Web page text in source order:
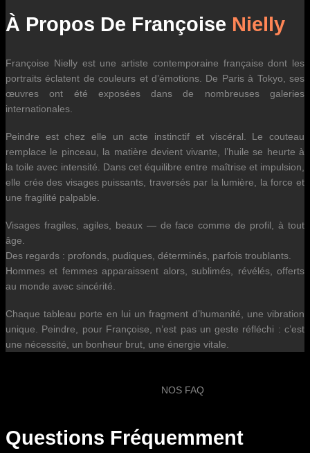
À Propos De Françoise Nielly
Françoise Nielly est une artiste contemporaine française dont les
portraits éclatent de couleurs et d’émotions. De Paris à Tokyo, ses
œuvres ont été exposées dans de nombreuses galeries
internationales.
Peindre est chez elle un acte instinctif et viscéral. Le couteau
remplace le pinceau, la matière devient vivante, l’huile se heurte à
la toile avec intensité. Dans cet équilibre entre maîtrise et impulsion,
elle crée des visages puissants, traversés par la lumière, la force et
une fragilité palpable.
Visages fragiles, agiles, beaux — de face comme de profil, à tout
âge.
Des regards : profonds, pudiques, déterminés, parfois troublants.
Hommes et femmes apparaissent alors, sublimés, révélés, offerts
au monde avec sincérité.
Chaque tableau porte en lui un fragment d’humanité, une vibration
unique. Peindre, pour Françoise, n’est pas un geste réfléchi : c’est
une nécessité, un bonheur brut, une énergie vitale.
NOS FAQ
Questions Fréquemment